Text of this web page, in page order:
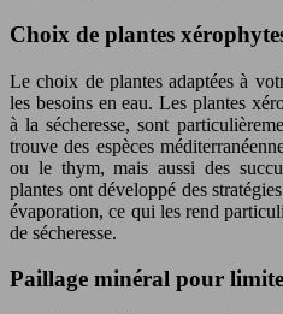
Choix de plantes
Le choix de plantes adaptées à
les besoins en eau. Les plantes
à la sécheresse, sont
trouve des espèces
ou le thym, mais aussi des
plantes ont développé des
évaporation, ce qui les rend
de sécheresse.
Paillage minéral pour